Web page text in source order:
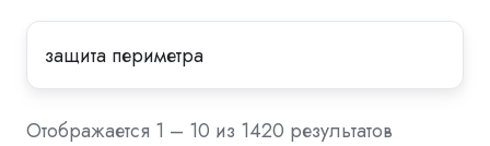
Отображается 1 – 10 из 1420 результатов